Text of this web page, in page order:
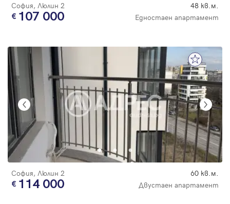
София, Люлин 2 48 кв.м.
107 000 Едностаен апартамент
София, Люлин 2 60 кв.м.
114 000 Двустаен апартамент